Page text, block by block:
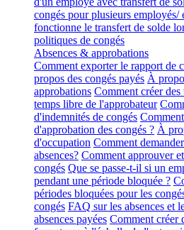
congés pour plusieurs employés/
fonctionne le transfert de solde
politiques de congés
Absences & approbations
Comment exporter le rapport de
propos des congés payés À
approbations Comment créer des
temps libre de l'approbateur
d'indemnités de congés
d'approbation des congés ? À
d'occupation Comment
absences? Comment approuver
congés Que se passe-t-il si un
pendant une période bloquée ?
périodes bloquées pour les
congés FAQ sur les absences et
absences payées Comment créer